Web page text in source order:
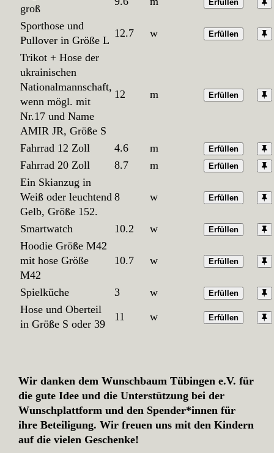
groß
Erfüllen
Sporthose und
Pullover in Größe L
12.7 w Erfüllen
Trikot + Hose der
ukrainischen
Nationalmannschaft,
wenn mögl. mit
Nr.17 und Name
AMIR JR, Größe S
12 m Erfüllen
Fahrrad 12 Zoll 4.6 m Erfüllen
Fahrrad 20 Zoll 8.7 m Erfüllen
Ein Skianzug in
Weiß oder leuchtend
Gelb, Größe 152.
8 w Erfüllen
Smartwatch 10.2 w Erfüllen
Hoodie Größe M42
mit hose Größe
M42
10.7 w Erfüllen
Spielküche 3 w Erfüllen
Hose und Oberteil
in Größe S oder 39
11 w Erfüllen
Wir danken dem Wunschbaum Tübingen e.V. für
die gute Idee und die Unterstützung bei der
Wunschplattform und den Spender*innen für
ihre Beteiligung. Wir freuen uns mit den Kindern
auf die vielen Geschenke!